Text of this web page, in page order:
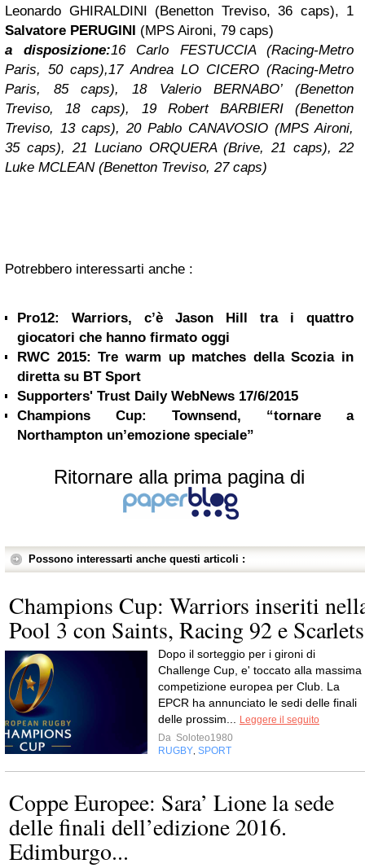
Leonardo GHIRALDINI (Benetton Treviso, 36 caps), 1
Salvatore PERUGINI (MPS Aironi, 79 caps)
a disposizione:16 Carlo FESTUCCIA (Racing-Metro
Paris, 50 caps),17 Andrea LO CICERO (Racing-Metro
Paris, 85 caps), 18 Valerio BERNABO’ (Benetton
Treviso, 18 caps), 19 Robert BARBIERI (Benetton
Treviso, 13 caps), 20 Pablo CANAVOSIO (MPS Aironi,
35 caps), 21 Luciano ORQUERA (Brive, 21 caps), 22
Luke MCLEAN (Benetton Treviso, 27 caps)
Potrebbero interessarti anche :
Pro12: Warriors, c’è Jason Hill tra i quattro
giocatori che hanno firmato oggi
RWC 2015: Tre warm up matches della Scozia in
diretta su BT Sport
Supporters' Trust Daily WebNews 17/6/2015
Champions Cup: Townsend, “tornare a
Northampton un’emozione speciale”
Ritornare alla prima pagina di
Possono interessarti anche questi articoli :
Champions Cup: Warriors inseriti
Pool 3 con Saints, Racing 92 e Scarlets
Dopo il sorteggio per i gironi di
Challenge Cup, e' toccato alla massima
competizione europea per Club. La
EPCR ha annunciato le sedi delle finali
delle prossim...
Leggere il seguito
Da Soloteo1980
RUGBY SPORT
Coppe Europee: Sara’ Lione la sede
delle finali dell’edizione 2016.
Edimburgo...